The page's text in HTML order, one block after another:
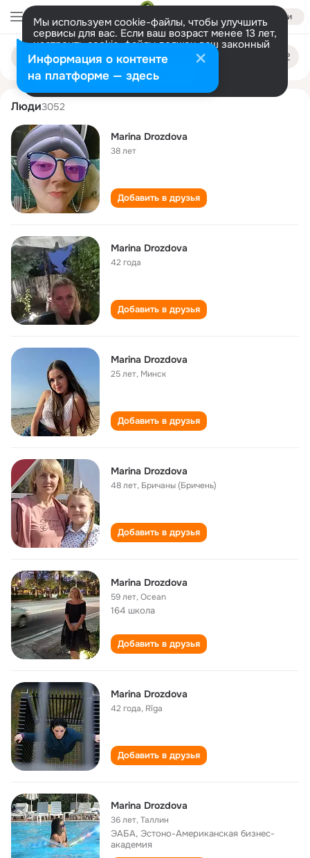
Войти
Мы используем cookie-файлы, чтобы улучшить
сервисы для вас. Если ваш возраст менее 13 лет,
настроить cookie-файлы должен ваш законный
представитель. Больше информации
Разрешить все Настроить
Поиск
людям
marina drozdova
Люди3052
Marina Drozdova
38 лет
Добавить в друзья
Marina Drozdova
42 года
Добавить в друзья
Marina Drozdova
25 лет, Минск
Добавить в друзья
Marina Drozdova
48 лет, Бричаны (Бричень)
Добавить в друзья
Marina Drozdova
59 лет,Ocean
164 школа
Добавить в друзья
Marina Drozdova
42 года, Rīga
Добавить в друзья
Marina Drozdova
36 лет,Таллин
ЭАБА, Эстоно-Американская бизнес-
академия
Информация о контенте
на платформе — здесь